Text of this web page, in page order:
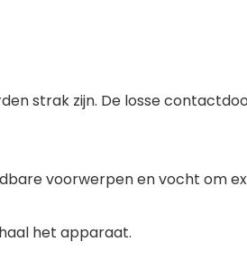
strak zijn. De losse
voorwerpen en vocht om
het apparaat.